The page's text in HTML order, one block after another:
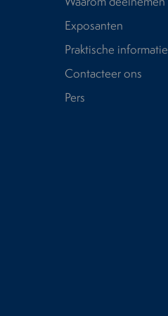
Exposanten
Praktische informatie
Contacteer ons
Pers